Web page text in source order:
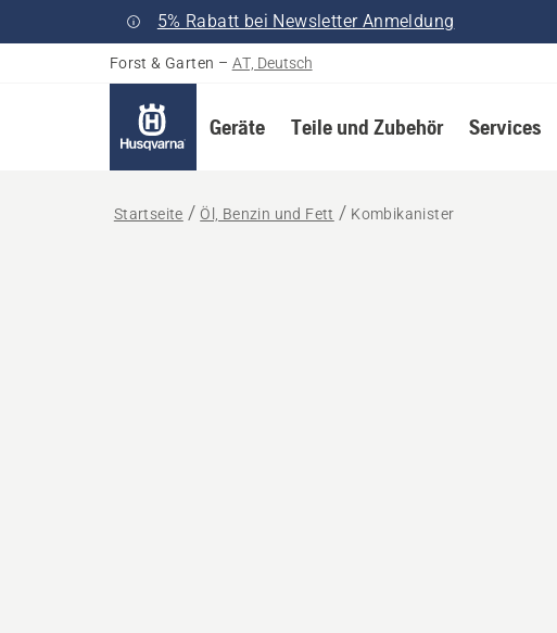
5% Rabatt bei Newsletter Anmeldung
Forst & Garten – AT, Deutsch
Geräte Teile und Zubehör Services
Startseite Öl, Benzin und Fett Kombikanister